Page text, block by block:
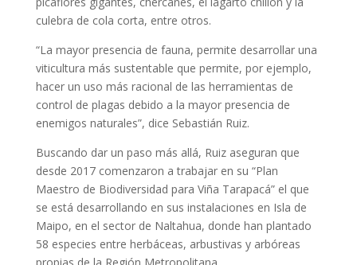
culebra de cola corta, entre otros.
“La mayor presencia de fauna, permite desarrollar una
viticultura más sustentable que permite, por ejemplo,
hacer un uso más racional de las herramientas de
control de plagas debido a la mayor presencia de
enemigos naturales”, dice Sebastián Ruiz.
Buscando dar un paso más allá, Ruiz aseguran que
desde 2017 comenzaron a trabajar en su “Plan
Maestro de Biodiversidad para Viña Tarapacá” el que
se está desarrollando en sus instalaciones en Isla de
Maipo, en el sector de Naltahua, donde han plantado
58 especies entre herbáceas, arbustivas y arbóreas